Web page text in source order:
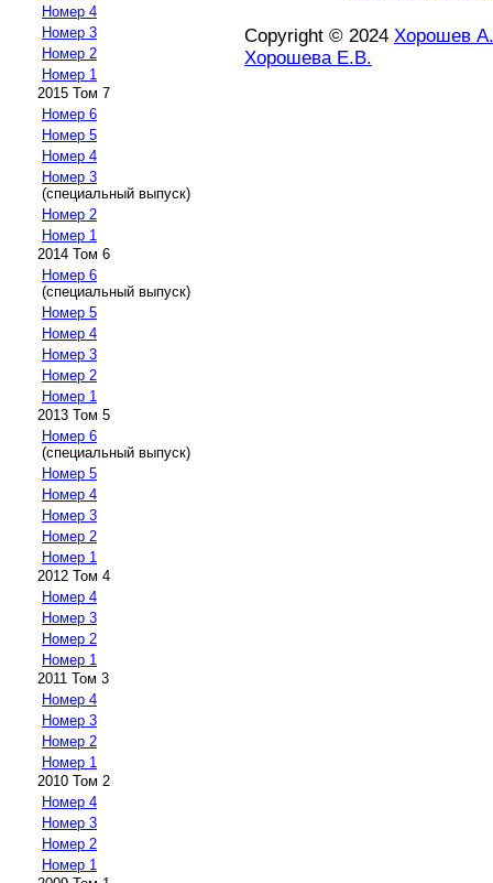
Номер 4
Номер 3
Номер 2
Номер 1
2015 Том 7
Номер 6
Номер 5
Номер 4
Номер 3
(специальный выпуск)
Номер 2
Номер 1
2014 Том 6
Номер 6
(специальный выпуск)
Номер 5
Номер 4
Номер 3
Номер 2
Номер 1
2013 Том 5
Номер 6
(специальный выпуск)
Номер 5
Номер 4
Номер 3
Номер 2
Номер 1
2012 Том 4
Номер 4
Номер 3
Номер 2
Номер 1
2011 Том 3
Номер 4
Номер 3
Номер 2
Номер 1
2010 Том 2
Номер 4
Номер 3
Номер 2
Номер 1
Copyright © 2024 Хорошев
Хорошева Е.В.